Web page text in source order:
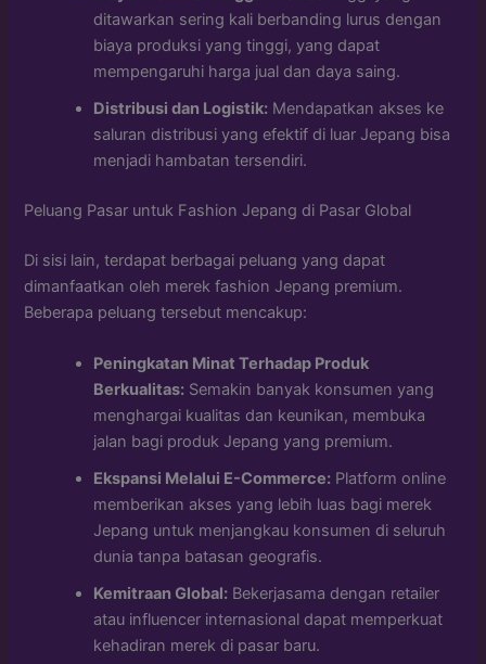
ditawarkan sering kali berbanding lurus dengan
biaya produksi yang tinggi, yang dapat
mempengaruhi harga jual dan daya saing.
Distribusi dan Logistik: Mendapatkan akses ke
saluran distribusi yang efektif di luar Jepang bisa
menjadi hambatan tersendiri.
Peluang Pasar untuk Fashion Jepang di Pasar Global
Di sisi lain, terdapat berbagai peluang yang dapat
dimanfaatkan oleh merek fashion Jepang premium.
Beberapa peluang tersebut mencakup:
Peningkatan Minat Terhadap Produk
Berkualitas: Semakin banyak konsumen yang
menghargai kualitas dan keunikan, membuka
jalan bagi produk Jepang yang premium.
Ekspansi Melalui E-Commerce: Platform online
memberikan akses yang lebih luas bagi merek
Jepang untuk menjangkau konsumen di seluruh
dunia tanpa batasan geografis.
Kemitraan Global: Bekerjasama dengan retailer
atau influencer internasional dapat memperkuat
kehadiran merek di pasar baru.